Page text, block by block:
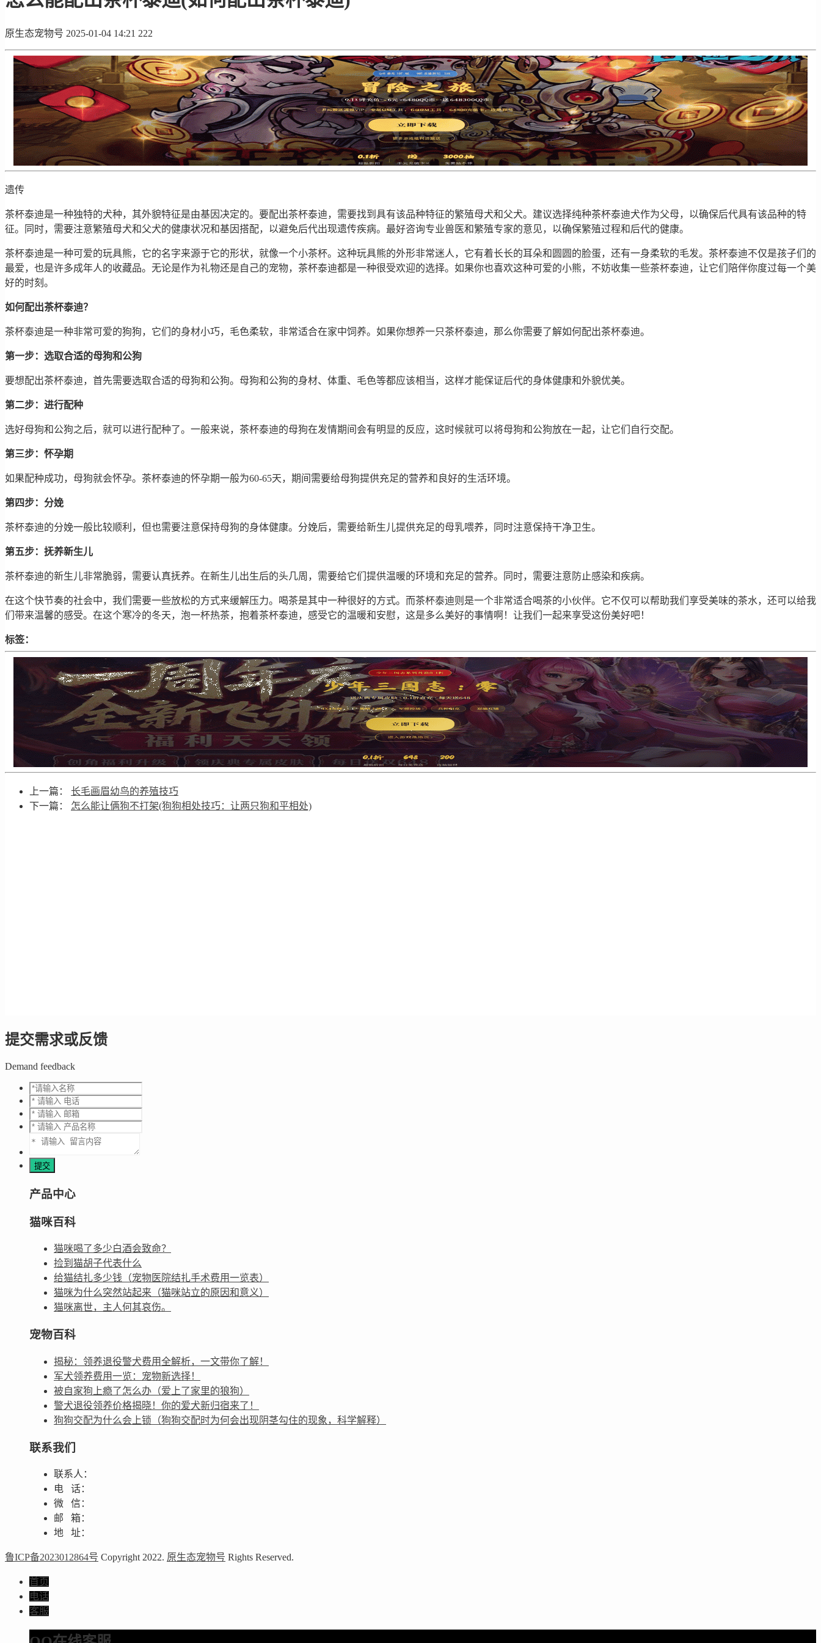
原生态宠物号 2025-01-04 14:21 222
遗传
茶杯泰迪是一种独特的犬种，其外貌特征是由基因决定的。要配出茶杯泰迪，需要找到具有该品种特征的繁殖母犬和父犬。建议选择纯种茶杯泰迪犬作为父母，以确保后代具有该品种的特
征。同时，需要注意繁殖母犬和父犬的健康状况和基因搭配，以避免后代出现遗传疾病。最好咨询专业兽医和繁殖专家的意见，以确保繁殖过程和后代的健康。
茶杯泰迪是一种可爱的玩具熊，它的名字来源于它的形状，就像一个小茶杯。这种玩具熊的外形非常迷人，它有着长长的耳朵和圆圆的脸蛋，还有一身柔软的毛发。茶杯泰迪不仅是孩子们的
最爱，也是许多成年人的收藏品。无论是作为礼物还是自己的宠物，茶杯泰迪都是一种很受欢迎的选择。如果你也喜欢这种可爱的小熊，不妨收集一些茶杯泰迪，让它们陪伴你度过每一个美
好的时刻。
如何配出茶杯泰迪？
茶杯泰迪是一种非常可爱的狗狗，它们的身材小巧，毛色柔软，非常适合在家中饲养。如果你想养一只茶杯泰迪，那么你需要了解如何配出茶杯泰迪。
第一步：选取合适的母狗和公狗
要想配出茶杯泰迪，首先需要选取合适的母狗和公狗。母狗和公狗的身材、体重、毛色等都应该相当，这样才能保证后代的身体健康和外貌优美。
第二步：进行配种
选好母狗和公狗之后，就可以进行配种了。一般来说，茶杯泰迪的母狗在发情期间会有明显的反应，这时候就可以将母狗和公狗放在一起，让它们自行交配。
第三步：怀孕期
如果配种成功，母狗就会怀孕。茶杯泰迪的怀孕期一般为60-65天，期间需要给母狗提供充足的营养和良好的生活环境。
第四步：分娩
茶杯泰迪的分娩一般比较顺利，但也需要注意保持母狗的身体健康。分娩后，需要给新生儿提供充足的母乳喂养，同时注意保持干净卫生。
第五步：抚养新生儿
茶杯泰迪的新生儿非常脆弱，需要认真抚养。在新生儿出生后的头几周，需要给它们提供温暖的环境和充足的营养。同时，需要注意防止感染和疾病。
在这个快节奏的社会中，我们需要一些放松的方式来缓解压力。喝茶是其中一种很好的方式。而茶杯泰迪则是一个非常适合喝茶的小伙伴。它不仅可以帮助我们享受美味的茶水，还可以给我
们带来温馨的感受。在这个寒冷的冬天，泡一杯热茶，抱着茶杯泰迪，感受它的温暖和安慰，这是多么美好的事情啊！让我们一起来享受这份美好吧！
标签：
上一篇： 长毛画眉幼鸟的养殖技巧
下一篇： 怎么能让俩狗不打架(狗狗相处技巧：让两只狗和平相处)
提交需求或反馈
Demand feedback
产品中心
猫咪百科
猫咪喝了多少白酒会致命？
捡到猫胡子代表什么
给猫结扎多少钱（宠物医院结扎手术费用一览表）
猫咪为什么突然站起来（猫咪站立的原因和意义）
猫咪离世，主人何其哀伤。
宠物百科
揭秘：领养退役警犬费用全解析，一文带你了解！
军犬领养费用一览：宠物新选择！
被自家狗上瘾了怎么办（爱上了家里的狼狗）
警犬退役领养价格揭晓！你的爱犬新归宿来了！
狗狗交配为什么会上锁（狗狗交配时为何会出现阴茎勾住的现象，科学解释）
联系我们
联系人：
电 话：
微 信：
邮 箱：
地 址：
鲁ICP备2023012864号 Copyright 2022. 原生态宠物号 Rights Reserved.
首页
电话
客服